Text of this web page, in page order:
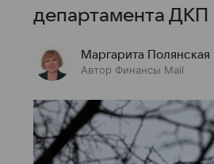
департамента ДКП
Маргарита Полянская
Автор Финансы Mail